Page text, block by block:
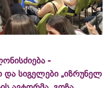
-
სიგელები „იზრუნელ